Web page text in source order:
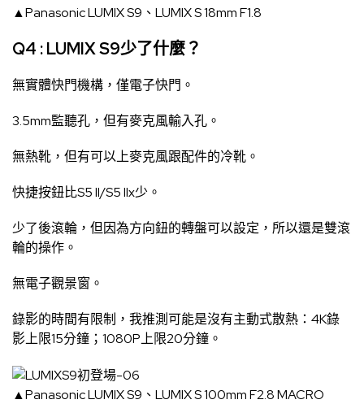
▲Panasonic LUMIX S9、LUMIX S 18mm F1.8
Q4 : LUMIX S9少了什麼？
無實體快門機構，僅電子快門。
3.5mm監聽孔，但有麥克風輸入孔。
無熱靴，但有可以上麥克風跟配件的冷靴。
快捷按鈕比S5 II/S5 IIx少。
少了後滾輪，但因為方向鈕的轉盤可以設定，所以還是雙滾
輪的操作。
無電子觀景窗。
錄影的時間有限制，我推測可能是沒有主動式散熱：4K錄
影上限15分鐘；1080P上限20分鐘。
▲Panasonic LUMIX S9、LUMIX S 100mm F2.8 MACRO